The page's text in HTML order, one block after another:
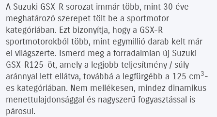
A Suzuki GSX-R sorozat immár több, mint 30 éve
meghatározó szerepet tölt be a sportmotor
kategóriában. Ezt bizonyítja, hogy a GSX-R
sportmotorokból több, mint egymillió darab kelt már
el világszerte. Ismerd meg a forradalmian új Suzuki
GSX-R125-öt, amely a legjobb teljesítmény / súly
aránnyal lett ellátva, továbbá a legfürgébb a 125 cm3-
es kategóriában. Nem mellékesen, mindez dinamikus
menettulajdonsággal és nagyszerű fogyasztással is
párosul.